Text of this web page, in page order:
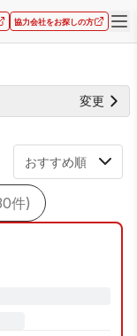
協力会社をお探しの方
変更
件)